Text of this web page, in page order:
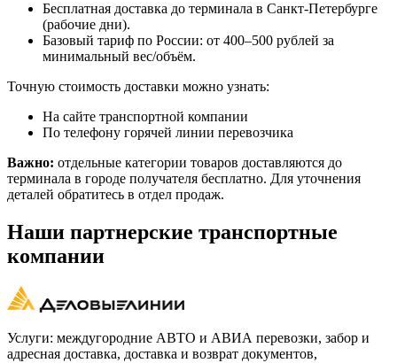
Бесплатная доставка до терминала в Санкт-Петербурге
(рабочие дни).
Базовый тариф по России: от 400–500 рублей за
минимальный вес/объём.
Точную стоимость доставки можно узнать:
На сайте транспортной компании
По телефону горячей линии перевозчика
Важно: отдельные категории товаров доставляются до
терминала в городе получателя бесплатно. Для уточнения
деталей обратитесь в отдел продаж.
Наши партнерские транспортные
компании
Услуги: междугородние АВТО и АВИА перевозки, забор и
адресная доставка, доставка и возврат документов,